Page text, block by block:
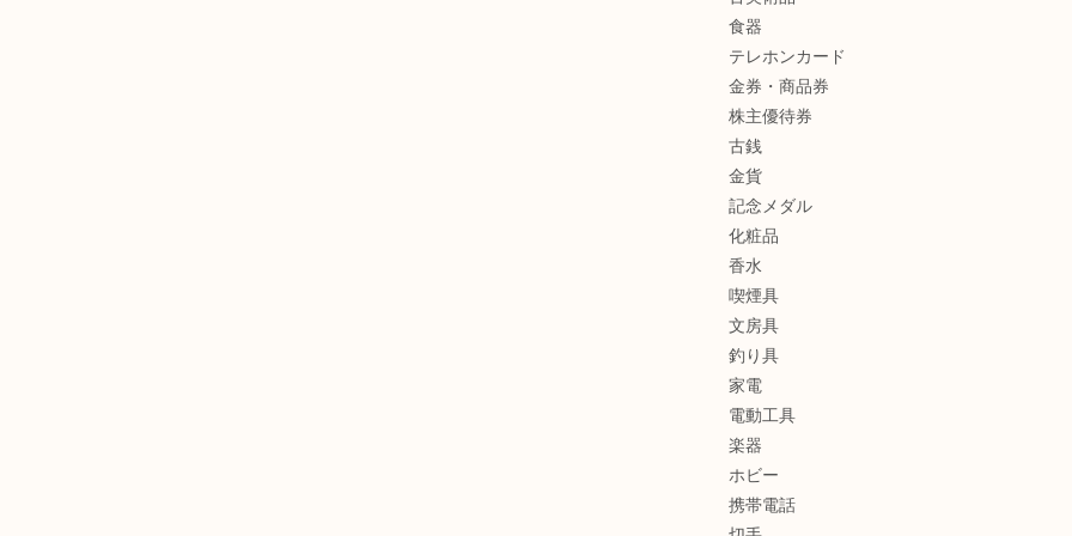
食器
テレホンカード
金券・商品券
株主優待券
古銭
金貨
記念メダル
化粧品
香水
喫煙具
文房具
釣り具
家電
電動工具
楽器
ホビー
携帯電話